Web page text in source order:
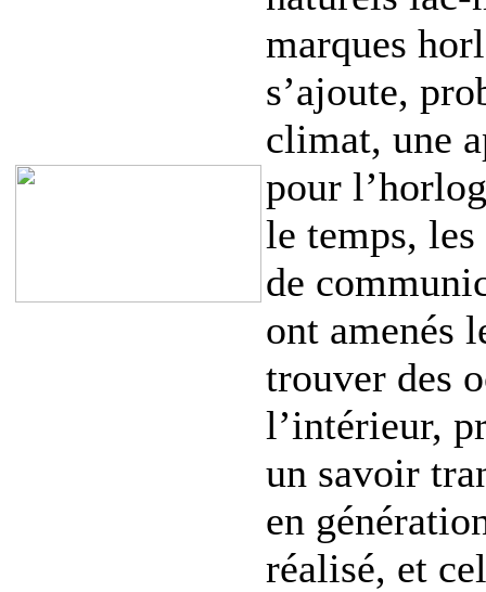
marques
s’ajoute,
climat, une
pour
le temps,
de
ont amenés
trouver des
l’intérieur,
un savoir
en
réalisé, et